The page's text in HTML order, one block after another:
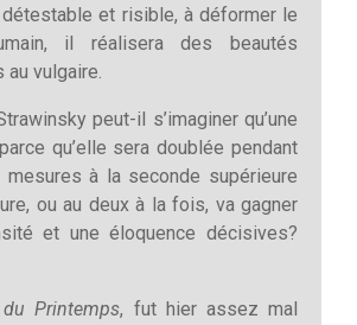
détestable et risible, à déformer le
il réalisera des beautés
au vulgaire.
peut-il s’imaginer qu’une
qu’elle sera doublée pendant
mesures à la seconde supérieure
ou au deux à la fois, va gagner
et une éloquence décisives?
Printemps, fut hier assez mal